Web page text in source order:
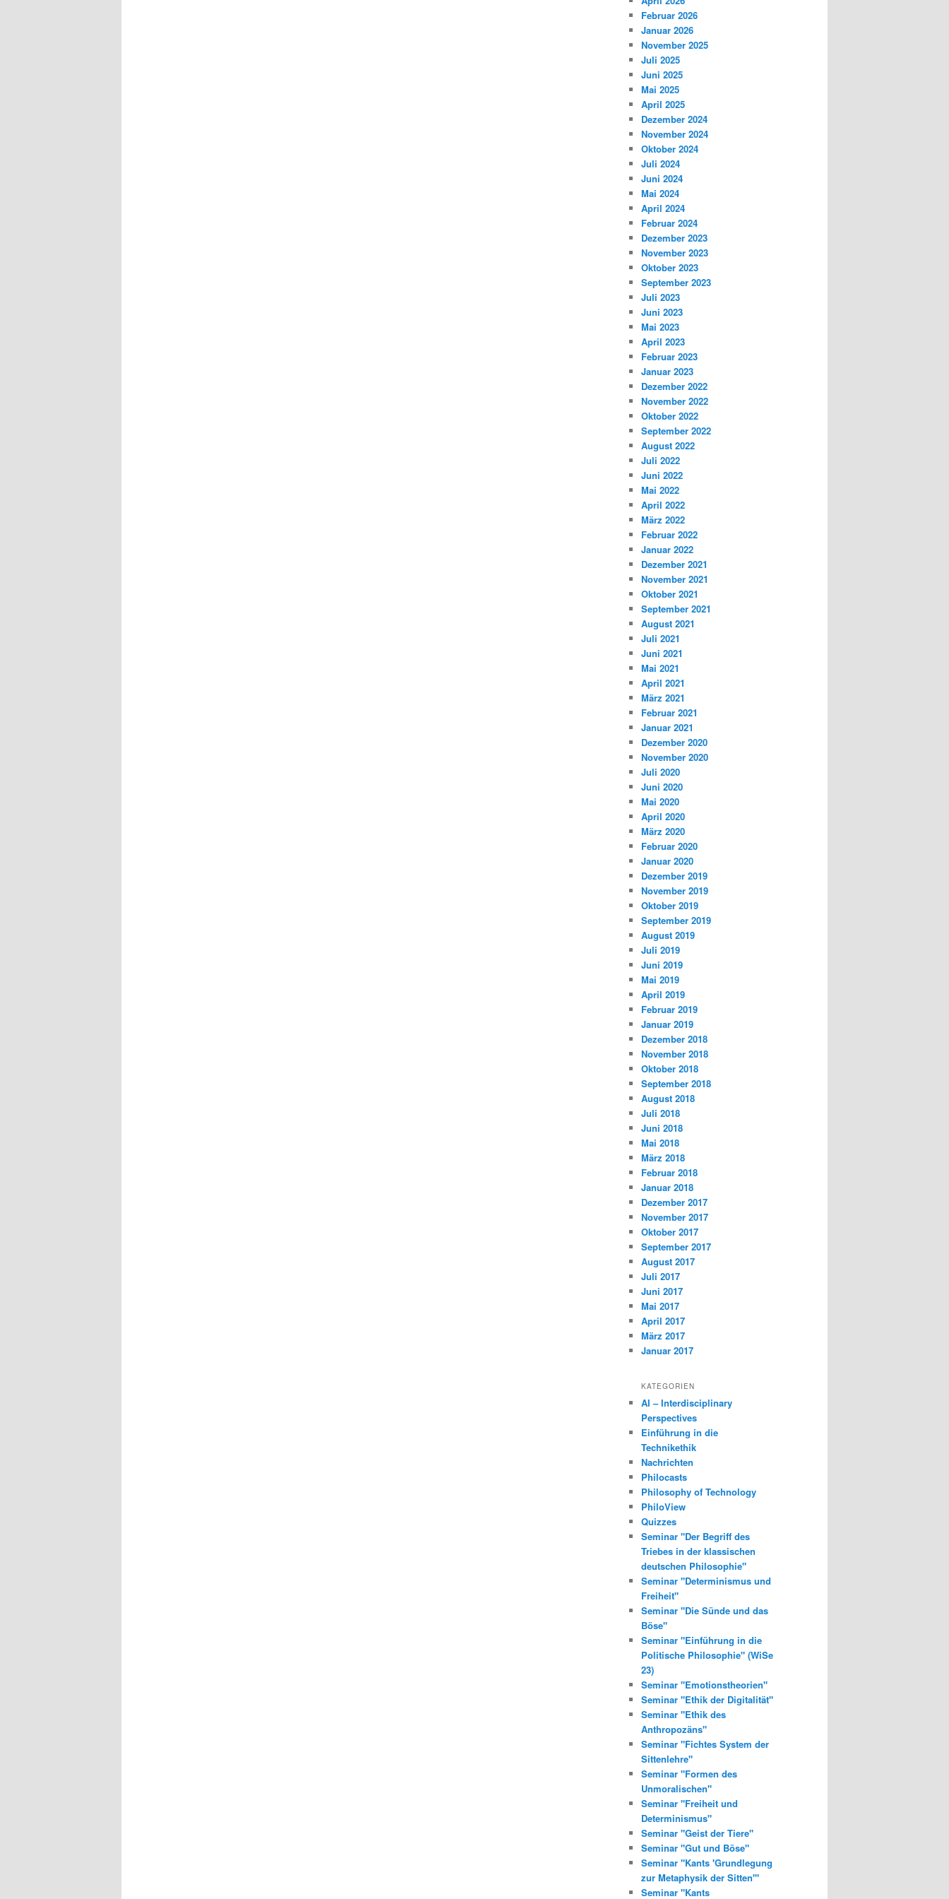
Februar 2026
Januar 2026
November 2025
Juli 2025
Juni 2025
Mai 2025
April 2025
Dezember 2024
November 2024
Oktober 2024
Juli 2024
Juni 2024
Mai 2024
April 2024
Februar 2024
Dezember 2023
November 2023
Oktober 2023
September 2023
Juli 2023
Juni 2023
Mai 2023
April 2023
Februar 2023
Januar 2023
Dezember 2022
November 2022
Oktober 2022
September 2022
August 2022
Juli 2022
Juni 2022
Mai 2022
April 2022
März 2022
Februar 2022
Januar 2022
Dezember 2021
November 2021
Oktober 2021
September 2021
August 2021
Juli 2021
Juni 2021
Mai 2021
April 2021
März 2021
Februar 2021
Januar 2021
Dezember 2020
November 2020
Juli 2020
Juni 2020
Mai 2020
April 2020
März 2020
Februar 2020
Januar 2020
Dezember 2019
November 2019
Oktober 2019
September 2019
August 2019
Juli 2019
Juni 2019
Mai 2019
April 2019
Februar 2019
Januar 2019
Dezember 2018
November 2018
Oktober 2018
September 2018
August 2018
Juli 2018
Juni 2018
Mai 2018
März 2018
Februar 2018
Januar 2018
Dezember 2017
November 2017
Oktober 2017
September 2017
August 2017
Juli 2017
Juni 2017
Mai 2017
April 2017
März 2017
Januar 2017
KATEGORIEN
AI – Interdisciplinary
Perspectives
Einführung in die
Technikethik
Nachrichten
Philocasts
Philosophy of Technology
PhiloView
Quizzes
Seminar "Der Begriff des
Triebes in der klassischen
deutschen Philosophie"
Seminar "Determinismus und
Freiheit"
Seminar "Die Sünde und das
Böse"
Seminar "Einführung in die
Politische Philosophie" (WiSe
23)
Seminar "Emotionstheorien"
Seminar "Ethik der Digitalität"
Seminar "Ethik des
Anthropozäns"
Seminar "Fichtes System der
Sittenlehre"
Seminar "Formen des
Unmoralischen"
Seminar "Freiheit und
Determinismus"
Seminar "Geist der Tiere"
Seminar "Gut und Böse"
Seminar "Kants 'Grundlegung
zur Metaphysik der Sitten'"
Seminar "Kants